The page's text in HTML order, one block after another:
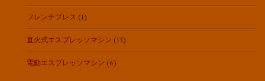
フレンチプレス (1)
直火式エスプレッソマシン (13)
電動エスプレッソマシン (6)